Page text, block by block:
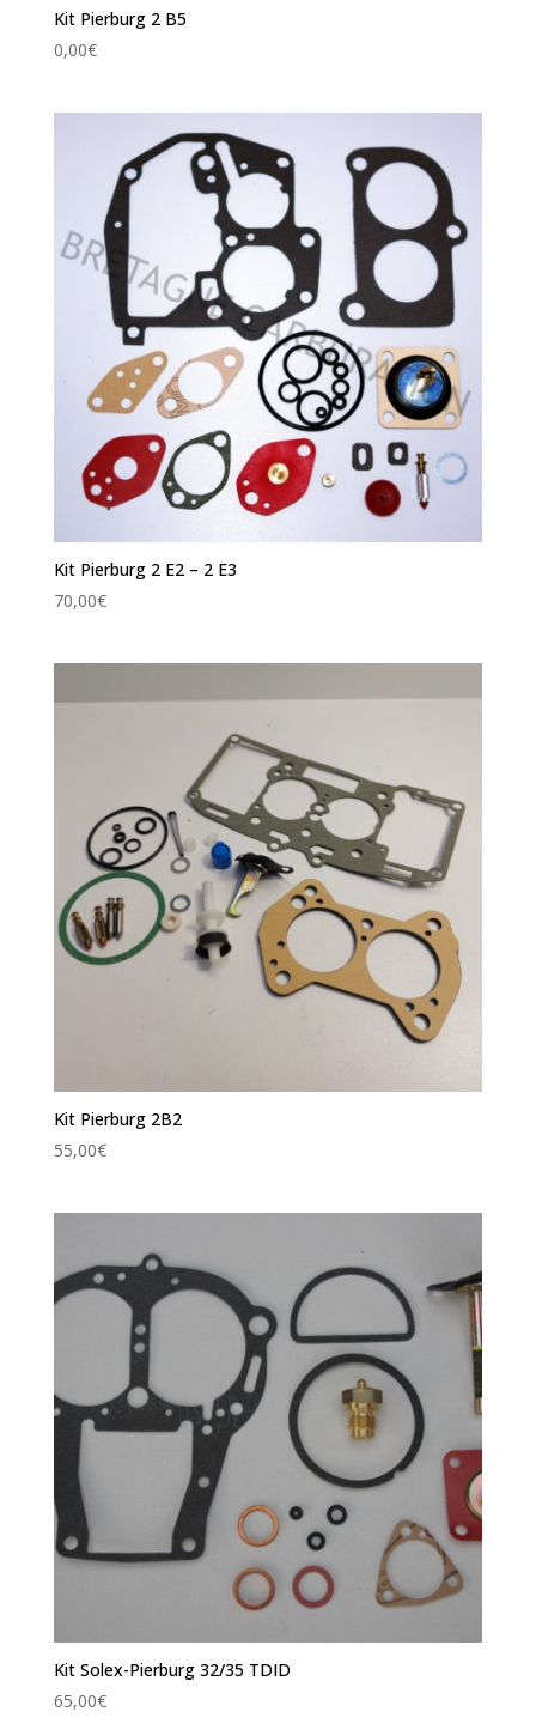
Kit Pierburg 2 B5
0,00€
Kit Pierburg 2 E2 – 2 E3
70,00€
Kit Pierburg 2B2
55,00€
Kit Solex-Pierburg 32/35 TDID
65,00€